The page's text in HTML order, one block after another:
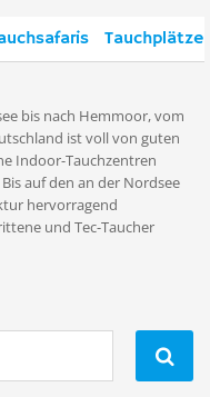
Tauchplätze
bis nach Hemmoor, vom
ist voll von guten
Indoor-Tauchzentren
auf den an der Nordsee
hervorragend
und Tec-Taucher
